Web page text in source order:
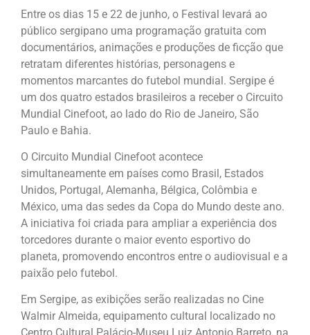
Entre os dias 15 e 22 de junho, o Festival levará ao
público sergipano uma programação gratuita com
documentários, animações e produções de ficção que
retratam diferentes histórias, personagens e
momentos marcantes do futebol mundial. Sergipe é
um dos quatro estados brasileiros a receber o Circuito
Mundial Cinefoot, ao lado do Rio de Janeiro, São
Paulo e Bahia.
O Circuito Mundial Cinefoot acontece
simultaneamente em países como Brasil, Estados
Unidos, Portugal, Alemanha, Bélgica, Colômbia e
México, uma das sedes da Copa do Mundo deste ano.
A iniciativa foi criada para ampliar a experiência dos
torcedores durante o maior evento esportivo do
planeta, promovendo encontros entre o audiovisual e a
paixão pelo futebol.
Em Sergipe, as exibições serão realizadas no Cine
Walmir Almeida, equipamento cultural localizado no